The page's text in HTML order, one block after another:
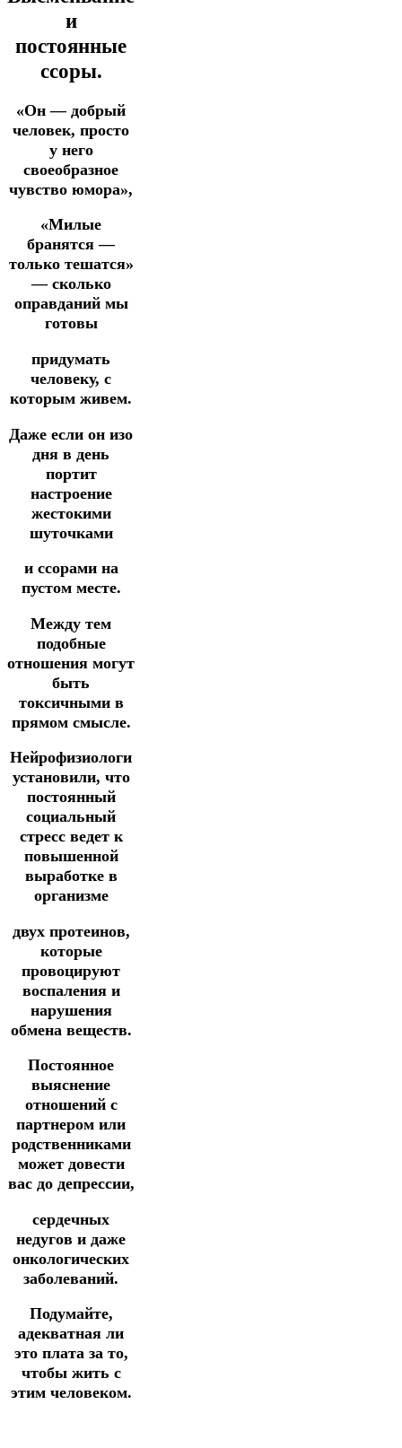
и
постоянные
ссоры.
«Он — добрый
человек, просто
у него
своеобразное
чувство юмора»,
«Милые
бранятся —
только тешатся»
— сколько
оправданий мы
готовы
придумать
человеку, с
которым живем.
Даже если он изо
дня в день
портит
настроение
жестокими
шуточками
и ссорами на
пустом месте.
Между тем
подобные
отношения могут
быть
токсичными в
прямом смысле.
Нейрофизиологи
установили, что
постоянный
социальный
стресс ведет к
повышенной
выработке в
организме
двух протеинов,
которые
провоцируют
воспаления и
нарушения
обмена веществ.
Постоянное
выяснение
отношений с
партнером или
родственниками
может довести
вас до депрессии,
сердечных
недугов и даже
онкологических
заболеваний.
Подумайте,
адекватная ли
это плата за то,
чтобы жить с
этим человеком.